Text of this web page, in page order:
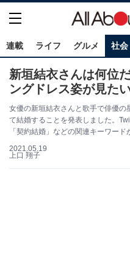
連載 ライフ グルメ 社会
新垣結衣さんは何位
ングドレス姿が見た
女優の新垣結衣さんと歌手で俳優
て結婚することを発表しました。
「契約結婚」などの関連キーワード
2021.05.19
上口 翔子